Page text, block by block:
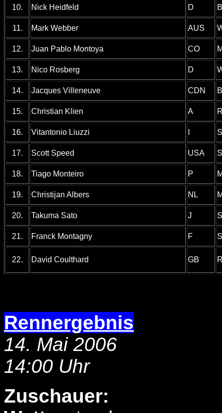
10. Nick Heidfeld D
11. Mark Webber AUS
12. Juan Pablo Montoya CO
13. Nico Rosberg D
14. Jacques Villeneuve CDN
15. Christian Klien A
16. Vitantonio Liuzzi
17. Scott Speed USA
18. Tiago Monteiro P
19. Christijan Albers NL
20. Takuma Sato J
21. Franck Montagny F
22. David Coulthard GB
Rennergebnis
14. Mai 2006
14:00 Uhr
Zuschauer: